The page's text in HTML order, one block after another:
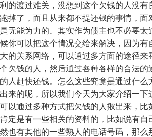
利的渡过难关，没想到这个欠钱的人没有
跑掉了，而且从来都不提还钱的事情，面
是无能为力的。其实作为债主也不必要太
候你可以把这个情况交给来解决，因为有
大的关系网络，可以通过多方面的途径来
个欠钱的人，然后通过各种各样的合法的
的人赶快还钱。怎么这些究竟是通过什么
出来的呢，所以我们今天为大家介绍一下
可以通过多种方式把欠钱的人揪出来，比
肯定是有一些相关的资料的，比如说有自
然也有其他的一些熟人的电话号码，那么